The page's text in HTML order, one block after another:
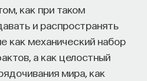
как при таком
и распространять
как механический набор
а как целостный
мира, как